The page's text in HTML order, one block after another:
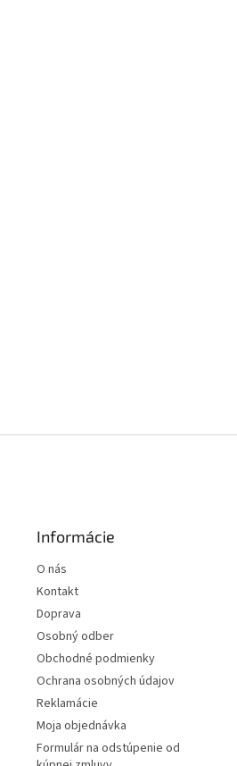
Informácie
O nás
Kontakt
Doprava
Osobný odber
Obchodné podmienky
Ochrana osobných údajov
Reklamácie
Moja objednávka
Formulár na odstúpenie od